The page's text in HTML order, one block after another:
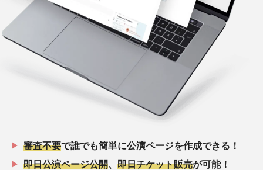
審査不要で誰でも簡単に公演ページを作成できる！
即日公演ページ公開、 即日チケット販売が可能！